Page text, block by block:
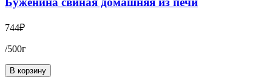
744₽
/500г
В корзину